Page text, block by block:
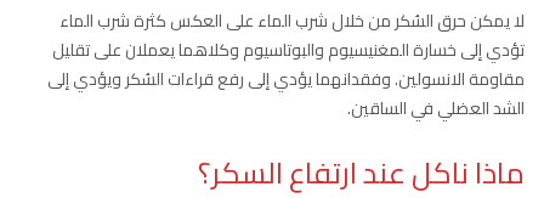
لا يمكن حرق السُكر من خلال شرب الماء على العكس كثرة شرب الماء
تؤدي إلى خسارة المغنيسيوم والبوتاسيوم وكلاهما يعملان على تقليل
مقاومة الانسولين. وفقدانهما يؤدي إلى رفع قراءات السُكر ويؤدي إلى
الشد العضلي في الساقين.
ماذا ناكل عند ارتفاع السكر؟